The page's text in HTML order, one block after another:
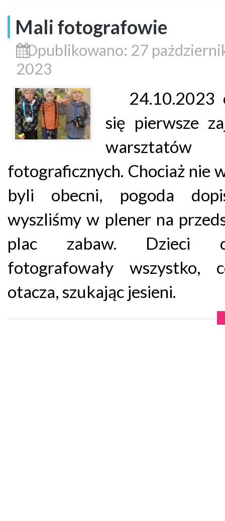
Mali fotografowie
Opublikowano: 27
2023
24.10.2023
się pierwsze
warsztatów
fotograficznych. Chociaż nie
byli obecni, pogoda
wyszliśmy w plener na
plac zabaw. Dzieci
fotografowały wszystko,
otacza, szukając jesieni.